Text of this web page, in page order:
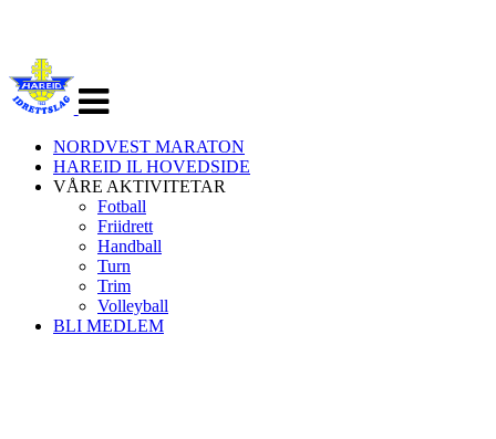
navigasjon
NORDVEST MARATON
HAREID IL HOVEDSIDE
VÅRE AKTIVITETAR
Fotball
Friidrett
Handball
Turn
Trim
Volleyball
BLI MEDLEM